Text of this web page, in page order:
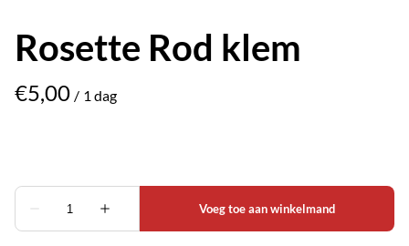
Rosette Rod klem
/